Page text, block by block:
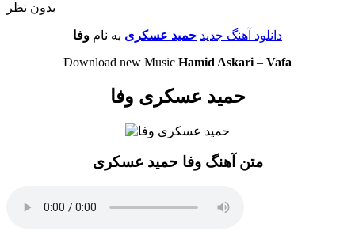
بدون نظر
دانلود آهنگ جدید حمید عسکری به نام وفا
Download new Music Hamid Askari – Vafa
حمید عسکری وفا
متن آهنگ وفا حمید عسکری